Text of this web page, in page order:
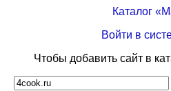
Каталог
Войти в
Чтобы добавить сайт в